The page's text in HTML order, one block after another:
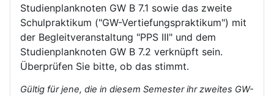
Studienplanknoten GW B 7.1 sowie das zweite
Schulpraktikum ("GW-Vertiefungspraktikum") mit
der Begleitveranstaltung "PPS III" und dem
Studienplanknoten GW B 7.2 verknüpft sein.
Überprüfen Sie bitte, ob das stimmt.
Gültig für jene, die in diesem Semester ihr zweites GW-